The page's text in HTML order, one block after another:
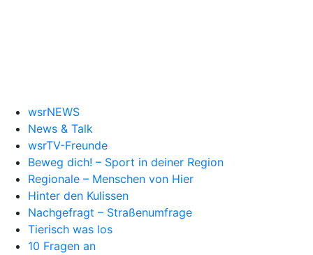
wsrNEWS
News & Talk
wsrTV-Freunde
Beweg dich! – Sport in deiner Region
Regionale – Menschen von Hier
Hinter den Kulissen
Nachgefragt – Straßenumfrage
Tierisch was los
10 Fragen an